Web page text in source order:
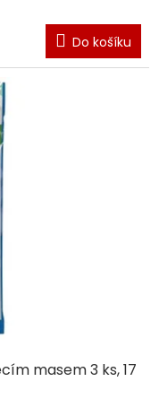
Do košíku
masem 3 ks, 17